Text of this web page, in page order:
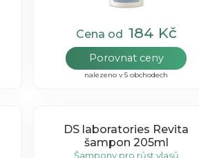
Cena od 184 Kč
Porovnat ceny
nalezeno v 5 obchodech
DS laboratories Revita
šampon 205ml
Šampony pro růst vlasů